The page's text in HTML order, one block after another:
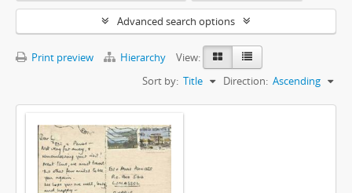
Advanced search options
Print preview Hierarchy
View:
Sort by: Title Direction: Ascending